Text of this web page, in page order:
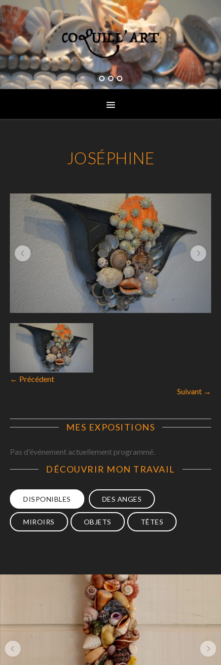
JOSÉPHINE
← Précédent
Suivant →
MES EXPOSITIONS
Pas d'événement actuellement programmé.
DÉCOUVRIR MON TRAVAIL
DISPONIBLES DES ANGES
MIROIRS OBJETS TÊTES